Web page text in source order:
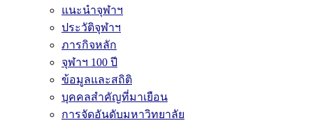
แนะนำจุฬาฯ
ประวัติจุฬาฯ
ภารกิจหลัก
จุฬาฯ 100 ปี
ข้อมูลและสถิติ
บุคคลสำคัญที่มาเยือน
การจัดอันดับมหาวิทยาลัย